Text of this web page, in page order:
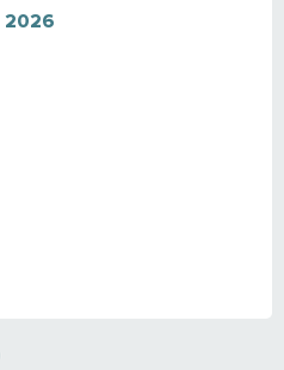
AL1 NOVEMBRE 2026
2026